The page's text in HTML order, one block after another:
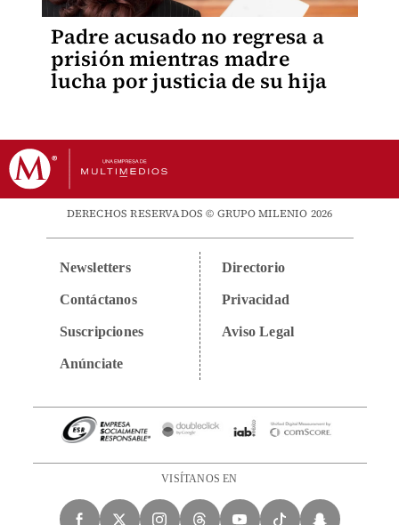
Padre acusado no regresa a
prisión mientras madre
lucha por justicia de su hija
DERECHOS RESERVADOS © GRUPO MILENIO 2026
Newsletters
Contáctanos
Suscripciones
Anúnciate
Directorio
Privacidad
Aviso Legal
VISÍTANOS EN